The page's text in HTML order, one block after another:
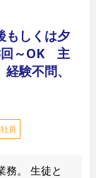
もしくは夕
～OK 主
験不問、
員
務。 生徒と